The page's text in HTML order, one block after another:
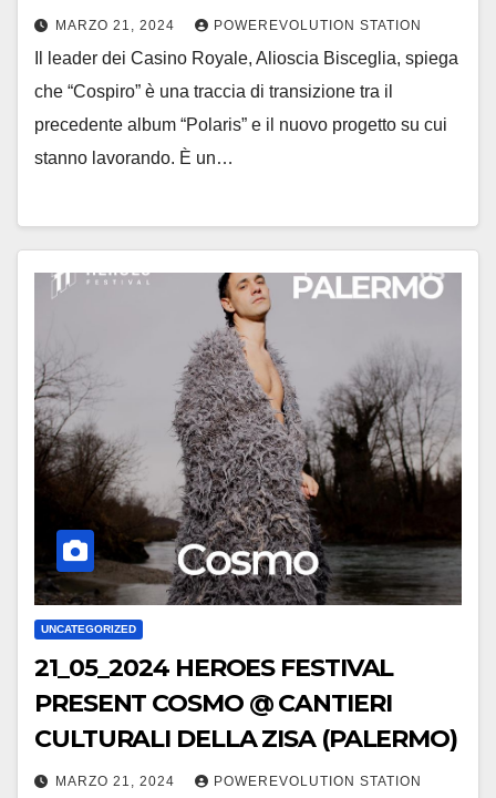
MARZO 21, 2024 POWEREVOLUTION STATION
Il leader dei Casino Royale, Alioscia Bisceglia, spiega
che “Cospiro” è una traccia di transizione tra il
precedente album “Polaris” e il nuovo progetto su cui
stanno lavorando. È un…
UNCATEGORIZED
21_05_2024 HEROES FESTIVAL
PRESENT COSMO @ CANTIERI
CULTURALI DELLA ZISA (PALERMO)
MARZO 21, 2024 POWEREVOLUTION STATION